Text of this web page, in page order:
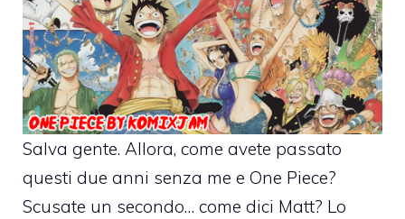
Salva gente. Allora, come avete passato
questi due anni senza me e One Piece?
Scusate un secondo… come dici Matt? Lo